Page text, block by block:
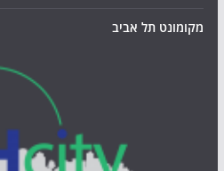
מקומונט תל אביב